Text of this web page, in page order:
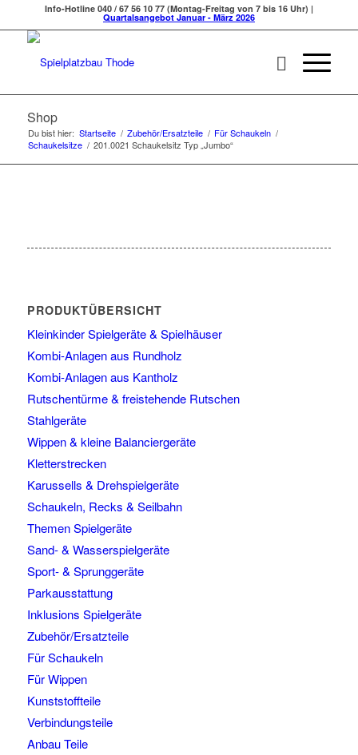
Info-Hotline 040 / 67 56 10 77 (Montag-Freitag von 7 bis 16 Uhr) |
Quartalsangebot Januar - März 2026
Shop
Du bist hier: Startseite / Zubehör/Ersatzteile / Für Schaukeln /
Schaukelsitze / 201.0021 Schaukelsitz Typ „Jumbo“
PRODUKTÜBERSICHT
Kleinkinder Spielgeräte & Spielhäuser
Kombi-Anlagen aus Rundholz
Kombi-Anlagen aus Kantholz
Rutschentürme & freistehende Rutschen
Stahlgeräte
Wippen & kleine Balanciergeräte
Kletterstrecken
Karussells & Drehspielgeräte
Schaukeln, Recks & Seilbahn
Themen Spielgeräte
Sand- & Wasserspielgeräte
Sport- & Sprunggeräte
Parkausstattung
Inklusions Spielgeräte
Zubehör/Ersatzteile
Für Schaukeln
Für Wippen
Kunststoffteile
Verbindungsteile
Anbau Teile